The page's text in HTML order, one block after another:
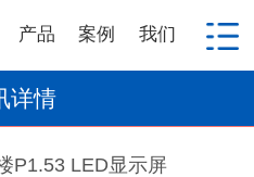
产品 案例 我们
详情
P1.53 LED显示屏